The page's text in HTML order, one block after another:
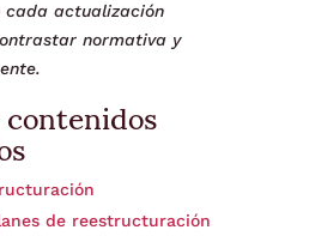
cada actualización
normativa y
de reestructuración